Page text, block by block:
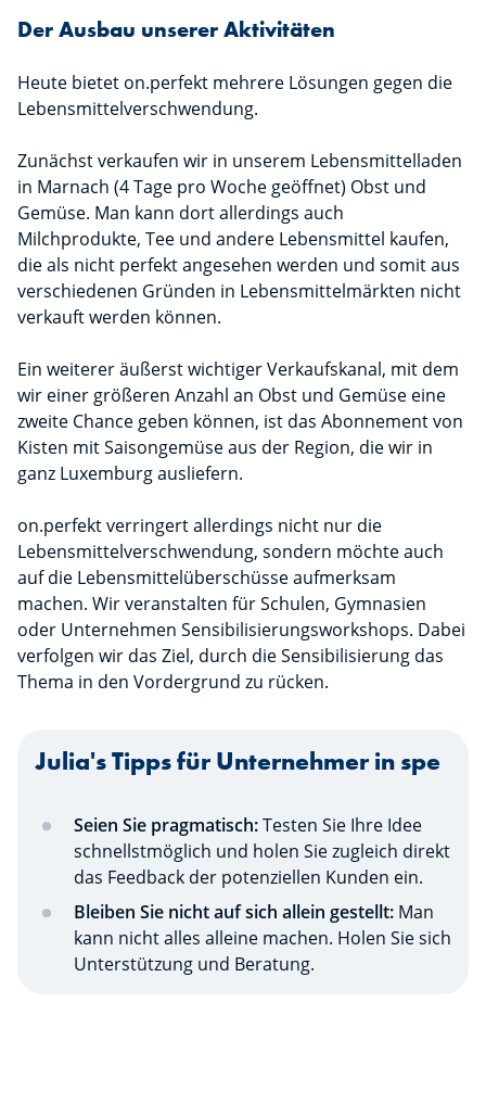
Der Ausbau unserer Aktivitäten
Heute bietet on.perfekt mehrere Lösungen gegen die
Lebensmittelverschwendung.
Zunächst verkaufen wir in unserem Lebensmittelladen
in Marnach (4 Tage pro Woche geöffnet) Obst und
Gemüse. Man kann dort allerdings auch
Milchprodukte, Tee und andere Lebensmittel kaufen,
die als nicht perfekt angesehen werden und somit aus
verschiedenen Gründen in Lebensmittelmärkten nicht
verkauft werden können.
Ein weiterer äußerst wichtiger Verkaufskanal, mit dem
wir einer größeren Anzahl an Obst und Gemüse eine
zweite Chance geben können, ist das Abonnement von
Kisten mit Saisongemüse aus der Region, die wir in
ganz Luxemburg ausliefern.
on.perfekt verringert allerdings nicht nur die
Lebensmittelverschwendung, sondern möchte auch
auf die Lebensmittelüberschüsse aufmerksam
machen. Wir veranstalten für Schulen, Gymnasien
oder Unternehmen Sensibilisierungsworkshops. Dabei
verfolgen wir das Ziel, durch die Sensibilisierung das
Thema in den Vordergrund zu rücken.
Julia's Tipps für Unternehmer in spe
Seien Sie pragmatisch:Testen Sie Ihre Idee
schnellstmöglich und holen Sie zugleich direkt
das Feedback der potenziellen Kunden ein.
Bleiben Sie nicht auf sich allein gestellt: Man
kann nicht alles alleine machen. Holen Sie sich
Unterstützung und Beratung.